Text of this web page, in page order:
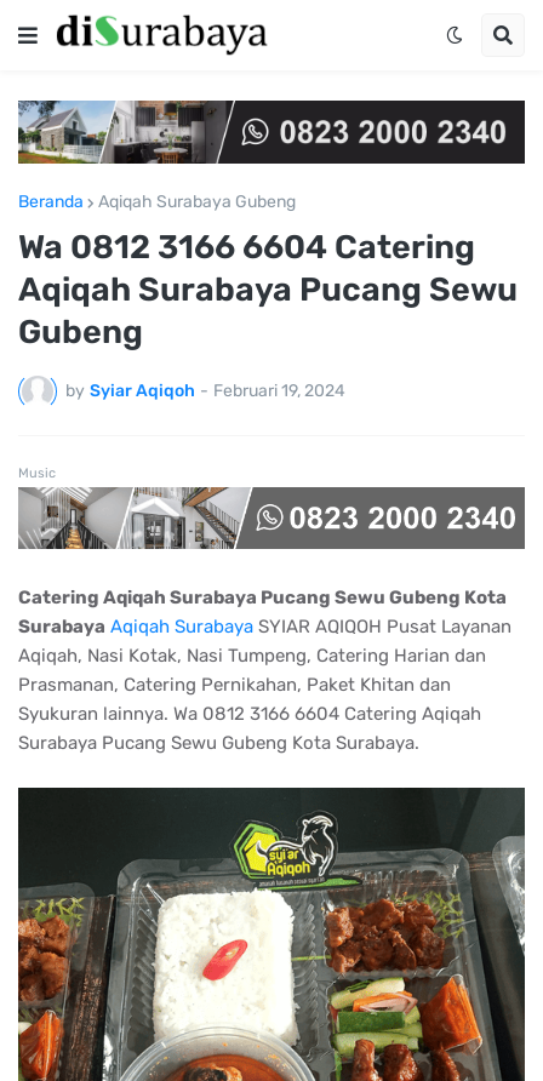
Beranda Aqiqah Surabaya Gubeng
Wa 0812 3166 6604 Catering
Aqiqah Surabaya Pucang Sewu
Gubeng
by Syiar Aqiqoh - Februari 19, 2024
Music
Catering Aqiqah Surabaya Pucang Sewu Gubeng Kota
Surabaya Aqiqah Surabaya SYIAR AQIQOH Pusat Layanan
Aqiqah, Nasi Kotak, Nasi Tumpeng, Catering Harian dan
Prasmanan, Catering Pernikahan, Paket Khitan dan
Syukuran lainnya. Wa 0812 3166 6604 Catering Aqiqah
Surabaya Pucang Sewu Gubeng Kota Surabaya.